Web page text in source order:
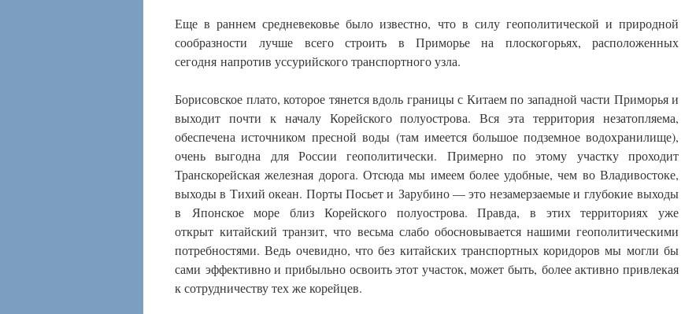
Еще в раннем средневековье было известно, что в силу геополитической и природной
сообразности лучше всего строить в Приморье на плоскогорьях, расположенных
сегодня напротив уссурийского транспортного узла.
Борисовское плато, которое тянется вдоль границы с Китаем по западной части Приморья и
выходит почти к началу Корейского полуострова. Вся эта территория незатопляема,
обеспечена источником пресной воды (там имеется большое подземное водохранилище),
очень выгодна для России геополитически. Примерно по этому участку проходит
Транскорейская железная дорога. Отсюда мы имеем более удобные, чем во Владивостоке,
выходы в Тихий океан. Порты Посьет и Зарубино — это незамерзаемые и глубокие выходы
в Японское море близ Корейского полуострова. Правда, в этих территориях уже
открыт китайский транзит, что весьма слабо обосновывается нашими геополитическими
потребностями. Ведь очевидно, что без китайских транспортных коридоров мы могли бы
сами эффективно и прибыльно освоить этот участок, может быть, более активно привлекая
к сотрудничеству тех же корейцев.